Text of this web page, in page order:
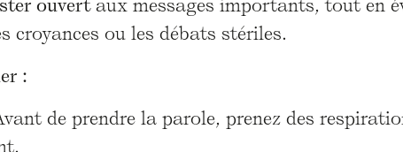
ouvertaux messages importants, tout en
croyances ou les débats stériles.
:
de prendre la parole, prenez des